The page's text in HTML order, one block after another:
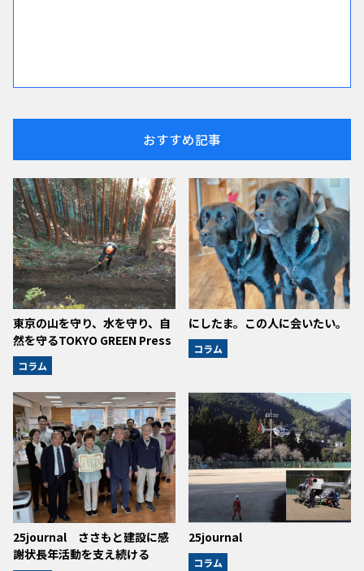
おすすめ記事
東京の山を守り、水を守り、自
然を守るTOKYO GREEN Press
コラム
にしたま。この人に会いたい。
コラム
25journal ささもと建設に感
謝状長年活動を支え続ける
25journal
コラム